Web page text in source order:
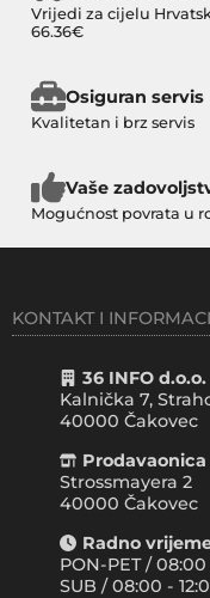
Vrijedi za cijelu
66.36€
Osiguran servis
Kvalitetan i brz servis
Vaše
Mogućnost povrata u
KONTAKT I
36 INFO d.o.o.
Kalnička 7,
40000 Čakovec
Prodavaonica
Strossmayera 2
40000 Čakovec
Radno
PON-PET /
SUB / 08:00 -